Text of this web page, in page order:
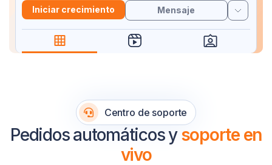
Iniciar crecimiento Mensaje
Centro de soporte
Pedidos automáticos ysoporte en
vivo